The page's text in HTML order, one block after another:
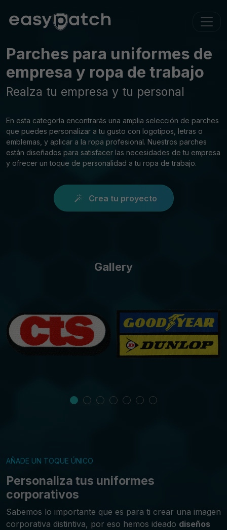
Parches para uniformes de
empresa y ropa de trabajo
Realza tu empresa y tu personal
En esta categoría encontrarás una amplia selección de parches
que puedes personalizar a tu gusto con logotipos, letras o
emblemas, y aplicar a la ropa profesional. Nuestros parches
están diseñados para satisfacer las necesidades de tu empresa
y ofrecer un toque de personalidad a tu ropa de trabajo.
Crea tu proyecto
Gallery
AÑADE UN TOQUE ÚNICO
Personaliza tus uniformes
corporativos
Sabemos lo importante que es para ti crear una imagen
corporativa distintiva, por eso hemos ideado diseños